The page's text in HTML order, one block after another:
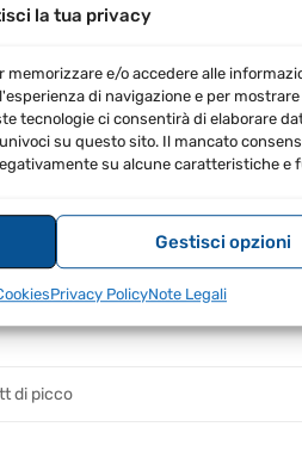
la tua privacy
memorizzare e/o accedere alle
di navigazione e per
tecnologie ci consentirà di elaborare
su questo sito. Il mancato
su alcune caratteristiche e
Gestisci opzioni
Privacy PolicyNote Legali
qualità.
compatte
semplice e veloce da
gli annunci
di picco